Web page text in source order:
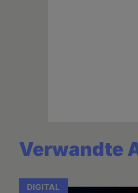
Verwandte
DIGITAL